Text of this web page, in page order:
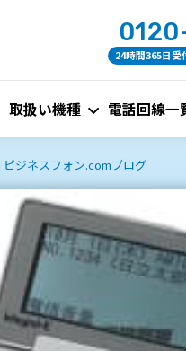
24時間365日受
取扱い機種 電話回線一
ビジネスフォン.comブログ